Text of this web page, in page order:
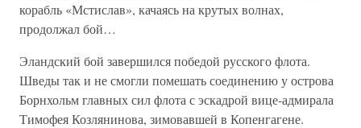
корабль «Мстислав», качаясь на крутых волнах,
продолжал бой…
Эландский бой завершился победой русского флота.
Шведы так и не смогли помешать соединению у острова
Борнхольм главных сил флота с эскадрой вице-адмирала
Тимофея Козлянинова, зимовавшей в Копенгагене.